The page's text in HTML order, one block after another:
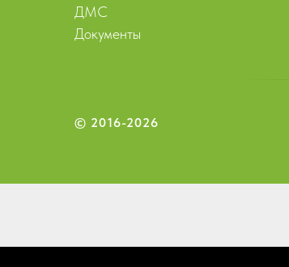
ДМС
Документы
© 2016-2026